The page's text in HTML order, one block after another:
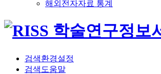
해외전자자료 통계
검색환경설정
검색도움말